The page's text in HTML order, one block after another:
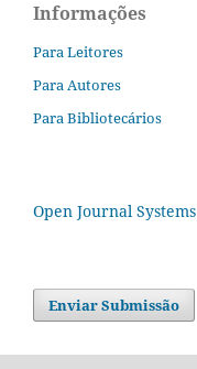
Informações
Para Leitores
Para Autores
Para Bibliotecários
Open Journal Systems
Enviar Submissão